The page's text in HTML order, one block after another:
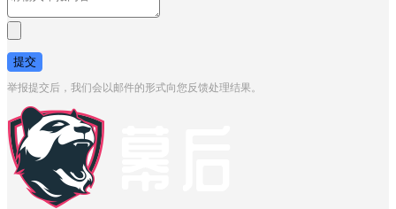
提交
举报提交后，我们会以邮件的形式向您反馈处理结果。